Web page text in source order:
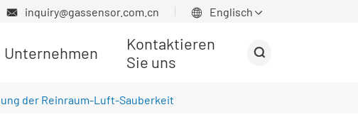
 inquiry@gassensor.com.cn  Englisch 
Unternehmen
Kontaktieren
Sie uns

der Reinraum-Luft-Sauberkeit